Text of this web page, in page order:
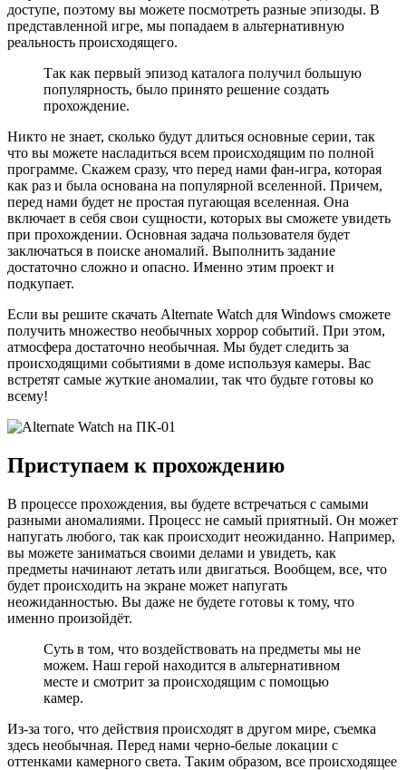
доступе, поэтому вы можете посмотреть разные эпизоды. В
представленной игре, мы попадаем в альтернативную
реальность происходящего.
Так как первый эпизод каталога получил большую
популярность, было принято решение создать
прохождение.
Никто не знает, сколько будут длиться основные серии, так
что вы можете насладиться всем происходящим по полной
программе. Скажем сразу, что перед нами фан-игра, которая
как раз и была основана на популярной вселенной. Причем,
перед нами будет не простая пугающая вселенная. Она
включает в себя свои сущности, которых вы сможете увидеть
при прохождении. Основная задача пользователя будет
заключаться в поиске аномалий. Выполнить задание
достаточно сложно и опасно. Именно этим проект и
подкупает.
Если вы решите скачать Alternate Watch для Windows сможете
получить множество необычных хоррор событий. При этом,
атмосфера достаточно необычная. Мы будет следить за
происходящими событиями в доме используя камеры. Вас
встретят самые жуткие аномалии, так что будьте готовы ко
всему!
Приступаем к прохождению
В процессе прохождения, вы будете встречаться с самыми
разными аномалиями. Процесс не самый приятный. Он может
напугать любого, так как происходит неожиданно. Например,
вы можете заниматься своими делами и увидеть, как
предметы начинают летать или двигаться. Вообщем, все, что
будет происходить на экране может напугать
неожиданностью. Вы даже не будете готовы к тому, что
именно произойдёт.
Суть в том, что воздействовать на предметы мы не
можем. Наш герой находится в альтернативном
месте и смотрит за происходящим с помощью
камер.
Из-за того, что действия происходят в другом мире, съемка
здесь необычная. Перед нами черно-белые локации с
оттенками камерного света. Таким образом, все происходящее